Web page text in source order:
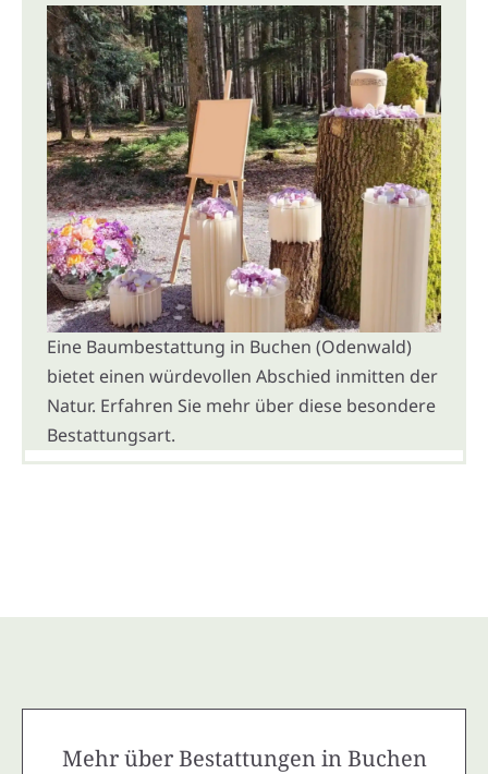
Eine Baumbestattung in Buchen (Odenwald)
bietet einen würdevollen Abschied inmitten der
Natur. Erfahren Sie mehr über diese besondere
Bestattungsart.
Mehr über Bestattungen in Buchen